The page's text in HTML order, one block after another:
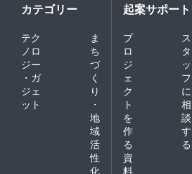
カテゴリー
テク
ノロ
ジー
・ガ
ジェ
ット
ま
ち
づ
く
り
・
地
域
活
性
化
起案サポート
プ
ロ
ジ
ェ
ク
ト
を
作
る
ス
タ
ッ
フ
に
相
談
す
る
資
料